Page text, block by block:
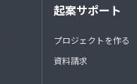
起案サポート
プロジェクトを作る
資料請求